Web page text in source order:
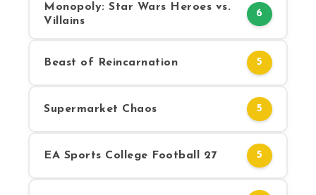
Monopoly: Star Wars Heroes vs.
Villains
6
Beast of Reincarnation 5
Supermarket Chaos 5
EA Sports College Football 27 5